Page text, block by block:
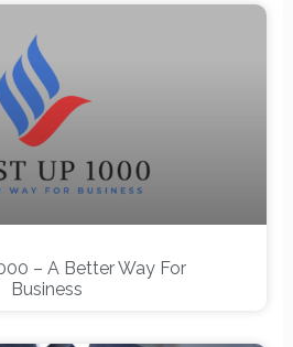
– A Better Way For
Business